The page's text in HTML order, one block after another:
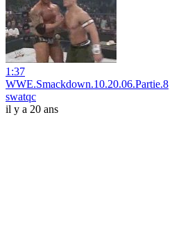
1:37
WWE.Smackdown.10.20.06.Partie.8
swatqc
il y a 20 ans